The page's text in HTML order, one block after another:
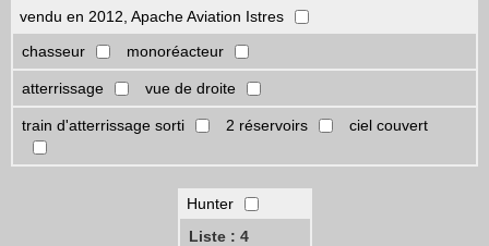
vendu en 2012, Apache Aviation Istres
chasseur
monoréacteur
atterrissage vue de droite
train d'atterrissage sorti 2 réservoirs ciel couvert
Hunter
Liste : 4